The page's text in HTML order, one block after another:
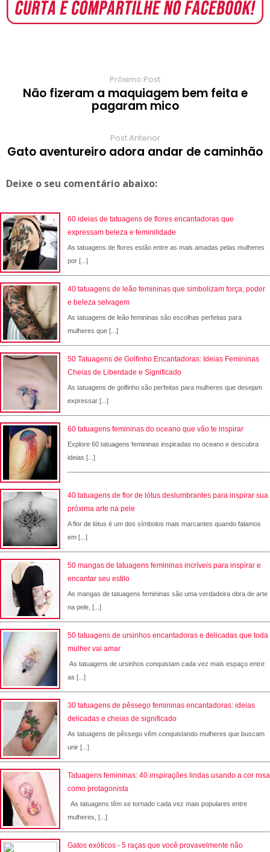
o
o
k
A
p
p
e
r
r r
e
s
o
a
r
r
a
m
Próximo Post
Não fizeram a maquiagem bem feita e
pagaram mico
Post Anterior
Gato aventureiro adora andar de caminhão
Deixe o seu comentário abaixo:
60 ideias de tatuagens de flores encantadoras que
expressam beleza e feminilidade
As tatuagens de flores estão entre as mais amadas pelas mulheres
por [...]
40 tatuagens de leão femininas que simbolizam força, poder
e beleza selvagem
As tatuagens de leão femininas são escolhas perfeitas para
mulheres que [...]
50 Tatuagens de Golfinho Encantadoras: Ideias Femininas
Cheias de Liberdade e Significado
As tatuagens de golfinho são perfeitas para mulheres que desejam
expressar [...]
60 tatuagens femininas do oceano que vão te inspirar
Explore 60 tatuagens femininas inspiradas no oceano e descubra
ideias [...]
40 tatuagens de flor de lótus deslumbrantes para inspirar sua
próxima arte na pele
A flor de lótus é um dos símbolos mais marcantes quando falamos
em [...]
50 mangas de tatuagens femininas incríveis para inspirar e
encantar seu estilo
As mangas de tatuagens femininas são uma verdadeira obra de arte
na pele, [...]
50 tatuagens de ursinhos encantadoras e delicadas que toda
mulher vai amar
As tatuagens de ursinhos conquistam cada vez mais espaço entre
as [...]
30 tatuagens de pêssego femininas encantadoras: ideias
delicadas e cheias de significado
As tatuagens de pêssego vêm conquistando mulheres que buscam
unir [...]
Tatuagens femininas: 40 inspirações lindas usando a cor rosa
como protagonista
As tatuagens têm se tornado cada vez mais populares entre
mulheres, [...]
Gatos exóticos - 5 raças que você provavelmente não